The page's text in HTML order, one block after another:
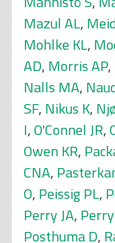
Mazul AL,
Mohlke KL,
AD, Morris AP,
Nalls MA,
SF, Nikus K,
I,O'Connel JR,
Owen KR,
CNA,
O, Peissig PL,
Perry JA,
Posthuma D,